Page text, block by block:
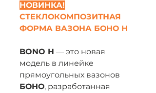
НОВИНКА!
СТЕКЛОКОМПОЗИТНАЯ
ФОРМА ВАЗОНА БОНО Н
BONO H — это новая
модель в линейке
прямоугольных вазонов
БОНО, разработанная